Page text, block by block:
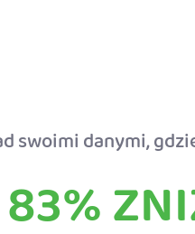
swoimi danymi,
83%